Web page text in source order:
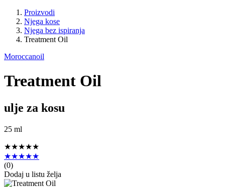
Proizvodi
Njega kose
Njega bez ispiranja
Treatment Oil
Moroccanoil
Treatment Oil
ulje za kosu
25 ml
★★★★★
★★★★★
(0)
Dodaj u listu želja